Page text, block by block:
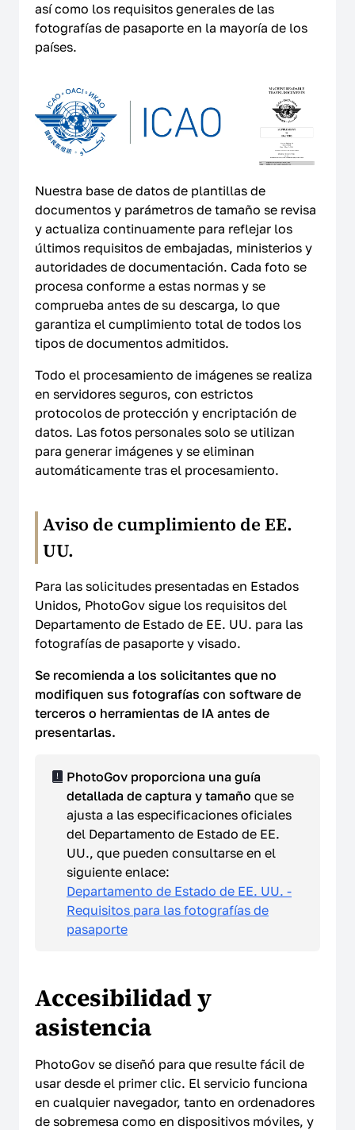
así como los requisitos generales de las
fotografías de pasaporte en la mayoría de los
países.
Nuestra base de datos de plantillas de
documentos y parámetros de tamaño se revisa
y actualiza continuamente para reflejar los
últimos requisitos de embajadas, ministerios y
autoridades de documentación. Cada foto se
procesa conforme a estas normas y se
comprueba antes de su descarga, lo que
garantiza el cumplimiento total de todos los
tipos de documentos admitidos.
Todo el procesamiento de imágenes se realiza
en servidores seguros, con estrictos
protocolos de protección y encriptación de
datos. Las fotos personales solo se utilizan
para generar imágenes y se eliminan
automáticamente tras el procesamiento.
Aviso de cumplimiento de EE.
UU.
Para las solicitudes presentadas en Estados
Unidos, PhotoGov sigue los requisitos del
Departamento de Estado de EE. UU. para las
fotografías de pasaporte y visado.
Se recomienda a los solicitantes que no
modifiquen sus fotografías con software de
terceros o herramientas de IA antes de
presentarlas.
PhotoGov proporciona una guía
detallada de captura y tamaño que se
ajusta a las especificaciones oficiales
del Departamento de Estado de EE.
UU., que pueden consultarse en el
siguiente enlace:
Departamento de Estado de EE. UU. -
Requisitos para las fotografías de
pasaporte
Accesibilidad y
asistencia
PhotoGov se diseñó para que resulte fácil de
usar desde el primer clic. El servicio funciona
en cualquier navegador, tanto en ordenadores
de sobremesa como en dispositivos móviles, y